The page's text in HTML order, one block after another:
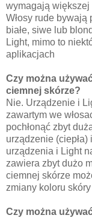
wymagają
Włosy rude bywają
białe, siwe lub
Light, mimo to
aplikacjach
Czy można
ciemnej skórze?
Nie. Urządzenie i
zawartym we
pochłonąć zbyt
urządzenie
urządzenia i Light
zawiera zbyt dużo
ciemnej skórze
zmiany koloru
Czy można